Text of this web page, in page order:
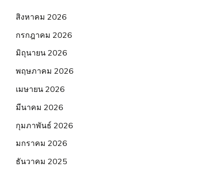
สิงหาคม 2026
กรกฎาคม 2026
มิถุนายน 2026
พฤษภาคม 2026
เมษายน 2026
มีนาคม 2026
กุมภาพันธ์ 2026
มกราคม 2026
ธันวาคม 2025